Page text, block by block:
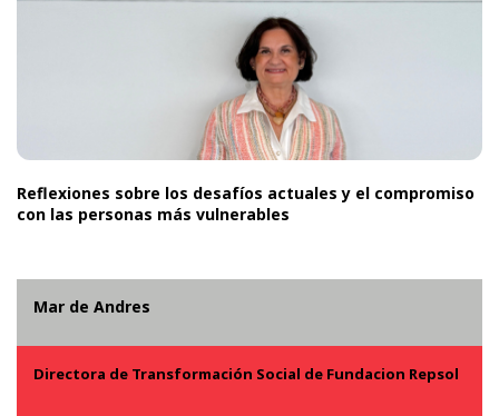
Reflexiones sobre los desafíos actuales y el compromiso
con las personas más vulnerables
Mar de Andres
Directora de Transformación Social de Fundacion Repsol